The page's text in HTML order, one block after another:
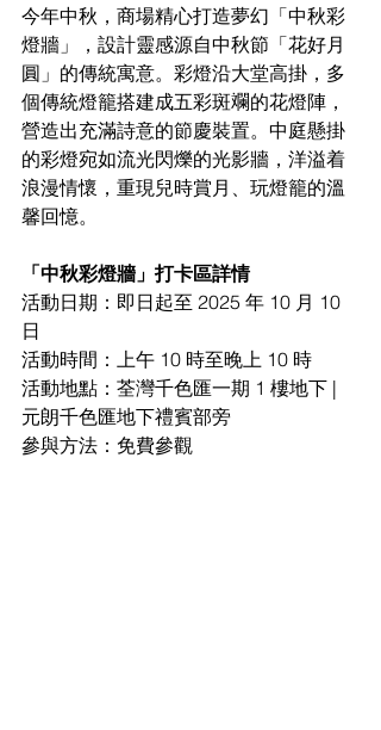
今年中秋，商場精心打造夢幻「中秋彩
燈牆」，設計靈感源自中秋節「花好月
圓」的傳統寓意。彩燈沿大堂高掛，多
個傳統燈籠搭建成五彩斑斕的花燈陣，
營造出充滿詩意的節慶裝置。中庭懸掛
的彩燈宛如流光閃爍的光影牆，洋溢着
浪漫情懷，重現兒時賞月、玩燈籠的溫
馨回憶。
「中秋彩燈牆」打卡區詳情
活動日期：即日起至 2025 年 10 月 10
日
活動時間：上午 10 時至晚上 10 時
活動地點：荃灣千色匯一期 1 樓地下 |
元朗千色匯地下禮賓部旁
參與方法：免費參觀